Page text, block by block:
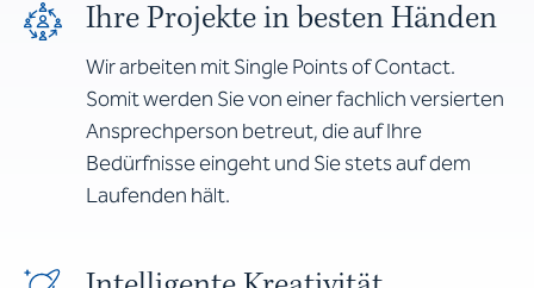
Ihre Projekte in besten Händen
Wir arbeiten mit Single Points of Contact.
Somit werden Sie von einer fachlich versierten
Ansprechperson betreut, die auf Ihre
Bedürfnisse eingeht und Sie stets auf dem
Laufenden hält.